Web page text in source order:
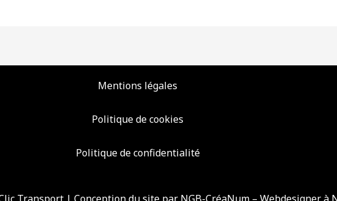
Mentions légales
Politique de cookies
Politique de confidentialité